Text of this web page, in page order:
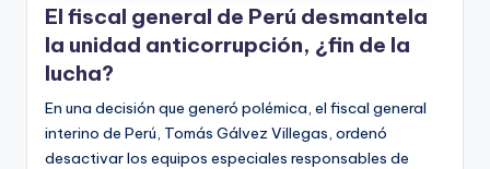
El fiscal general de Perú desmantela
la unidad anticorrupción, ¿fin de la
lucha?
En una decisión que generó polémica, el fiscal general
interino de Perú, Tomás Gálvez Villegas, ordenó
desactivar los equipos especiales responsables de